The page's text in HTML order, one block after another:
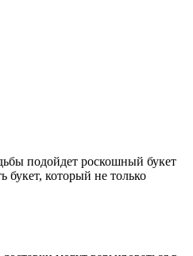
подойдет роскошный букет
букет, который не только